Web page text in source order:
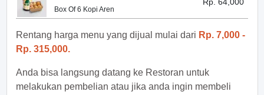
Box Of 6 Kopi Aren
Rentang harga menu yang dijual mulai dari Rp. 7,000 -
Rp. 315,000.
Anda bisa langsung datang ke Restoran untuk
melakukan pembelian atau jika anda ingin membeli